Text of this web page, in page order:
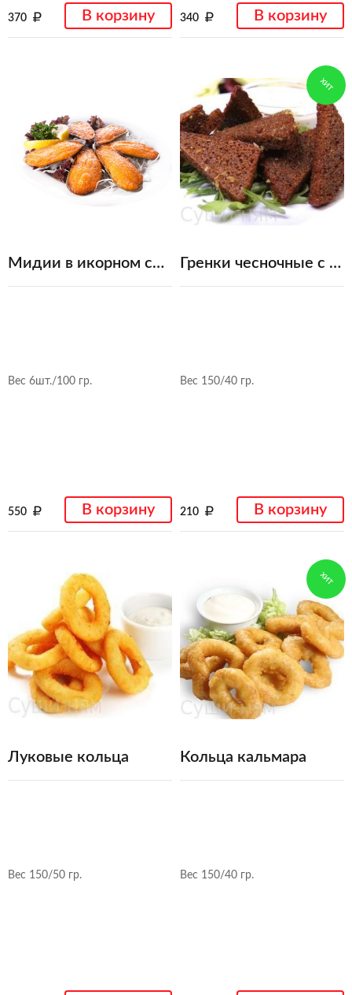
370 В корзину 340 В корзину
Мидии в икорном соусе
Вес 6шт./100 гр.
550 В корзину
ХИТ
Гренки чесночные с соусом тар-тар
Вес 150/40 гр.
210 В корзину
Луковые кольца
Вес 150/50 гр.
ХИТ
Кольца кальмара
Вес 150/40 гр.